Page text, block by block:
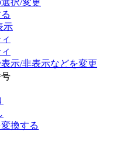
択/変更
示
示/非表示などを変更
換する